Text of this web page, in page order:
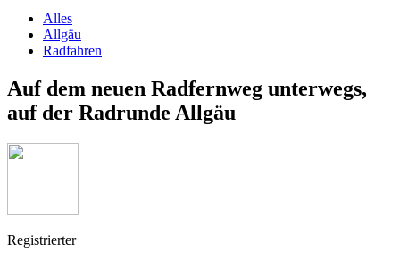
Alles
Allgäu
Radfahren
Auf dem neuen Radfernweg unterwegs,
auf der Radrunde Allgäu
Registrierter